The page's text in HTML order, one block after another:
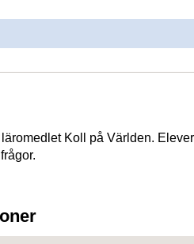
Koll på Världen.